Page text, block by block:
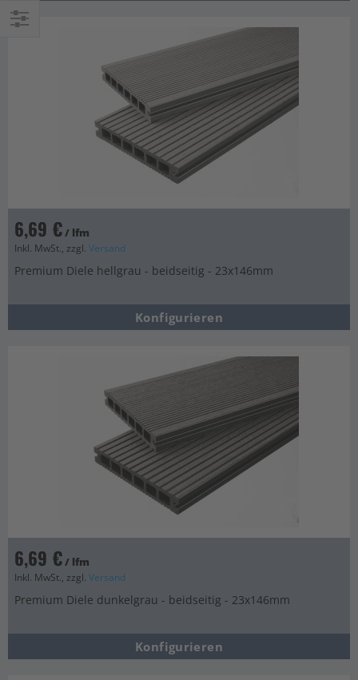
6,69 €/ lfm
Inkl. MwSt., zzgl. Versand
Premium Diele hellgrau - beidseitig - 23x146mm
Konfigurieren
6,69 €/ lfm
Inkl. MwSt., zzgl. Versand
Premium Diele dunkelgrau - beidseitig - 23x146mm
Konfigurieren